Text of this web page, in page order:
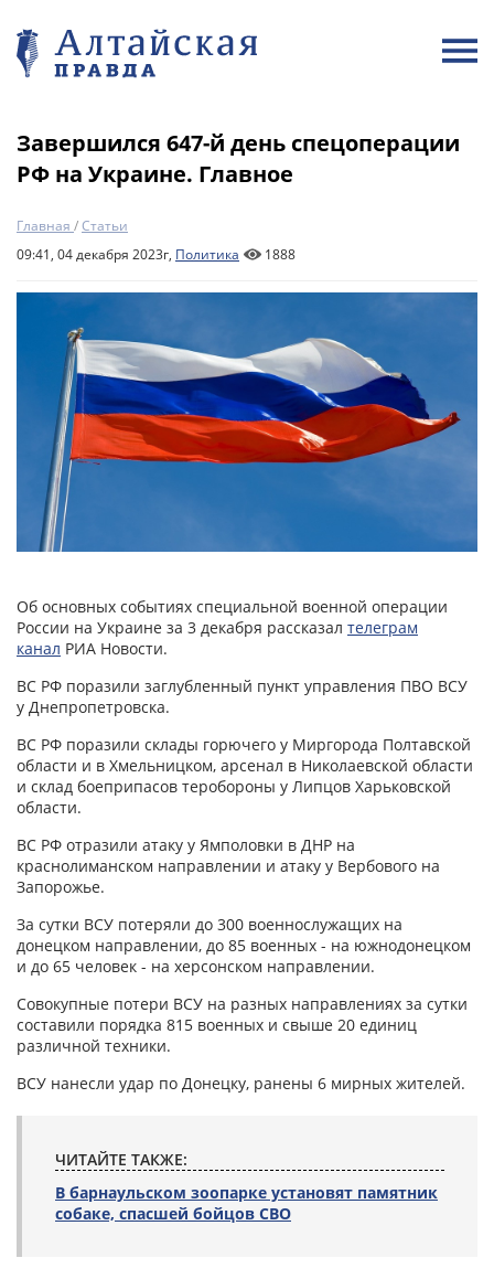
Завершился 647-й день спецоперации
РФ на Украине. Главное
Главная /Статьи
09:41, 04 декабря 2023г, Политика 1888
Об основных событиях специальной военной операции
России на Украине за 3 декабря рассказал телеграм
канал РИА Новости.
ВС РФ поразили заглубленный пункт управления ПВО ВСУ
у Днепропетровска.
ВС РФ поразили склады горючего у Миргорода Полтавской
области и в Хмельницком, арсенал в Николаевской области
и склад боеприпасов теробороны у Липцов Харьковской
области.
ВС РФ отразили атаку у Ямполовки в ДНР на
краснолиманском направлении и атаку у Вербового на
Запорожье.
За сутки ВСУ потеряли до 300 военнослужащих на
донецком направлении, до 85 военных - на южнодонецком
и до 65 человек - на херсонском направлении.
Совокупные потери ВСУ на разных направлениях за сутки
составили порядка 815 военных и свыше 20 единиц
различной техники.
ВСУ нанесли удар по Донецку, ранены 6 мирных жителей.
ЧИТАЙТЕ ТАКЖЕ:
В барнаульском зоопарке установят памятник
собаке, спасшей бойцов СВО